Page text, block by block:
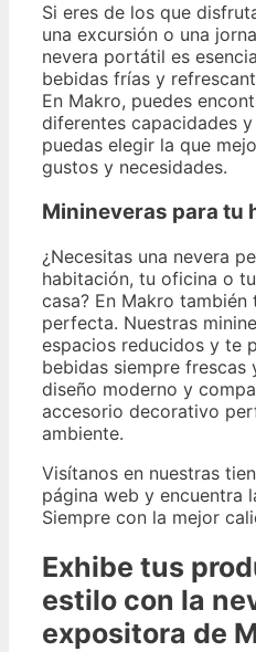
Si eres de los que
una excursión o una
nevera portátil es
bebidas frías y
En Makro, puedes
diferentes capacidades
puedas elegir la que
gustos y necesidades.
Minineveras para tu
¿Necesitas una nevera
habitación, tu oficina o
casa? En Makro
perfecta. Nuestras
espacios reducidos y te
bebidas siempre frescas
diseño moderno y
accesorio decorativo
ambiente.
Visítanos en nuestras
página web y encuentra
Siempre con la mejor
Exhibe tus
estilo con la
expositora de